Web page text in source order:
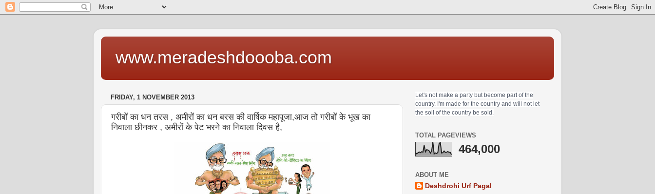
www.meradeshdoooba.com
FRIDAY, 1 NOVEMBER 2013
गरीबों का धन तरस , अमीरों का धन बरस की वार्षिक महापूजा,आज तो गरीबों के भूख का
निवाला छीनकर , अमीरों के पेट भरने का निवाला दिवस है,
Let's not make a party but become part of the
country. I'm made for the country and will not let
the soil of the country be sold.
TOTAL PAGEVIEWS
464,000
ABOUT ME
Deshdrohi Urf Pagal